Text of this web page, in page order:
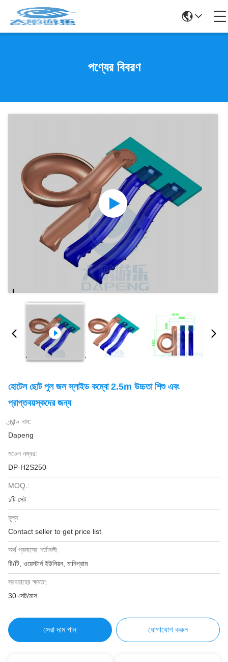
পণ্যের বিবরণ
হোটেল ছোট পুল জল স্লাইড কম্বো 2.5m উচ্চতা শিশু এবং
প্রাপ্তবয়স্কদের জন্য
ব্র্যান্ড নাম:
Dapeng
মডেল নম্বর:
DP-H2S250
MOQ.:
১টি সেট
মূল্য:
Contact seller to get price list
অর্থ প্রদানের শর্তাবলী:
টি/টি, ওয়েস্টার্ন ইউনিয়ন, মানিগ্রাম
সরবরাহের ক্ষমতা:
30 সেট/মাস
সেরা দাম পান যোগাযোগ করুন